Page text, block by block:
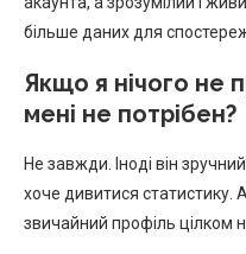
більше даних для
Якщо я нічого не
мені не потрібен?
Не завжди. Іноді він
хоче дивитися статистику.
звичайний профіль цілком